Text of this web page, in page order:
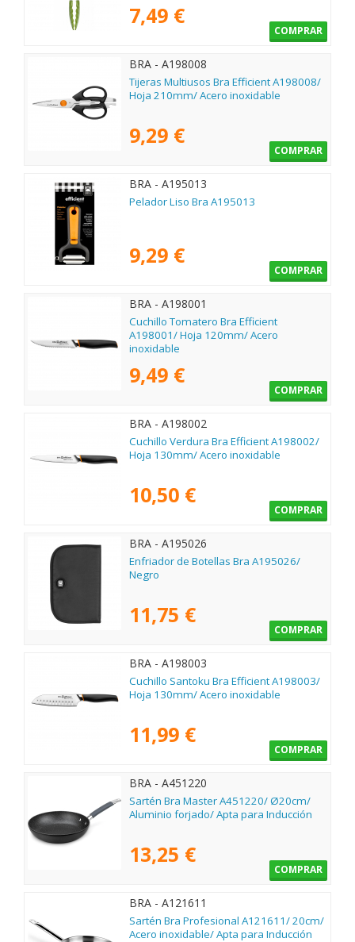
7,49 €
COMPRAR
BRA - A198008
Tijeras Multiusos Bra Efficient A198008/
Hoja 210mm/ Acero inoxidable
9,29 €
COMPRAR
BRA - A195013
Pelador Liso Bra A195013
9,29 €
COMPRAR
BRA - A198001
Cuchillo Tomatero Bra Efficient
A198001/ Hoja 120mm/ Acero
inoxidable
9,49 €
COMPRAR
BRA - A198002
Cuchillo Verdura Bra Efficient A198002/
Hoja 130mm/ Acero inoxidable
10,50 €
COMPRAR
BRA - A195026
Enfriador de Botellas Bra A195026/
Negro
11,75 €
COMPRAR
BRA - A198003
Cuchillo Santoku Bra Efficient A198003/
Hoja 130mm/ Acero inoxidable
11,99 €
COMPRAR
BRA - A451220
Sartén Bra Master A451220/ Ø20cm/
Aluminio forjado/ Apta para Inducción
13,25 €
COMPRAR
BRA - A121611
Sartén Bra Profesional A121611/ 20cm/
Acero inoxidable/ Apta para Inducción